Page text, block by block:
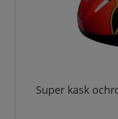
Super kask